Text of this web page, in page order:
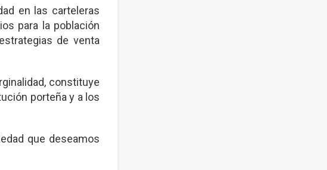
en las carteleras
para la población
de venta
constituye
porteña y a los
que deseamos